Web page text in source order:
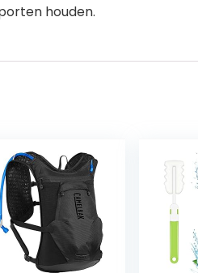
houden.